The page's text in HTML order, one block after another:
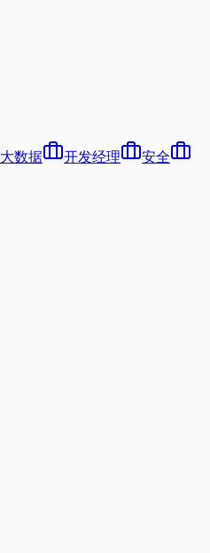
大数据 开发经理
安全